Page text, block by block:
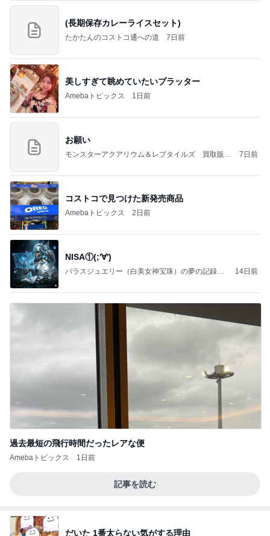
(長期保存カレーライスセット)
たかたんのコストコ通への道 7日前
美しすぎて眺めていたいプラッター
Amebaトピックス 1日前
お願い
モンスターアクアリウム＆レプタイルズ 買取販売
7日前
コストコで見つけた新発売商品
Amebaトピックス 2日前
NISA①(;'∀')
パラスジュエリー（白美女神宝珠）の夢の記録
14日前
過去最短の飛行時間だったレアな便
Amebaトピックス 1日前
記事を読む
だいた 1番太らない気がする理由